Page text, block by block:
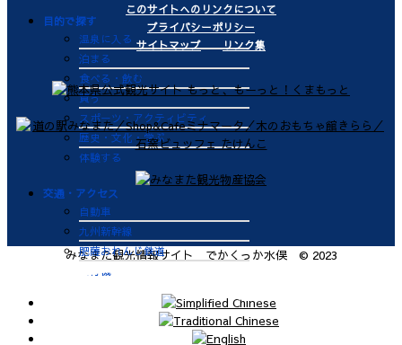
目的で探す
温泉に入る
泊まる
食べる・飲む
買う
スポーツ・アクティビティ
歴史・文化・学ぶ
体験する
交通・アクセス
自動車
九州新幹線
肥薩おれんじ鉄道
飛行機
このサイトへのリンクについて
プライバシーポリシー
サイトマップ
リンク集
みなまた観光情報サイト でかくっか水俣 © 2023